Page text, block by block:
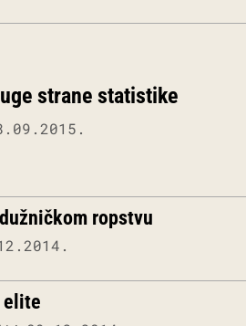
strane statistike
ropstvu
elite